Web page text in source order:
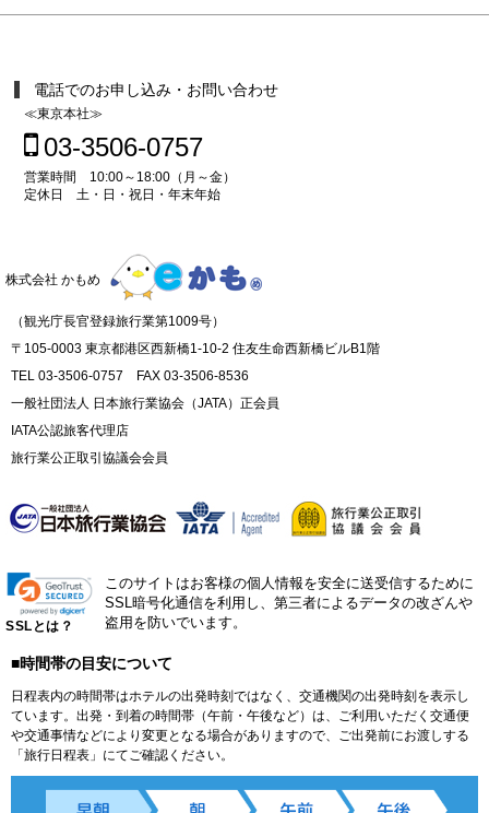
電話でのお申し込み・お問い合わせ
≪東京本社≫
03-3506-0757
営業時間 10:00～18:00（月～金）
定休日 土・日・祝日・年末年始
株式会社 かもめ
（観光庁長官登録旅行業第1009号）
〒105-0003 東京都港区西新橋1-10-2 住友生命西新橋ビルB1階
TEL 03-3506-0757 FAX 03-3506-8536
一般社団法人 日本旅行業協会（JATA）正会員
IATA公認旅客代理店
旅行業公正取引協議会会員
SSLとは？
このサイトはお客様の個人情報を安全に送受信するために
SSL暗号化通信を利用し、第三者によるデータの改ざんや
盗用を防いでいます。
■時間帯の目安について
日程表内の時間帯はホテルの出発時刻ではなく、交通機関の出発時刻を表示し
ています。出発・到着の時間帯（午前・午後など）は、ご利用いただく交通便
や交通事情などにより変更となる場合がありますので、ご出発前にお渡しする
「旅行日程表」にてご確認ください。